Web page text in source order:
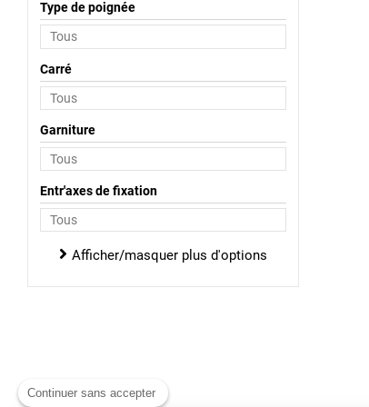
Type de poignée
Carré
Garniture
Entr'axes de fixation
Afficher/masquer plus d'options
Continuer sans accepter